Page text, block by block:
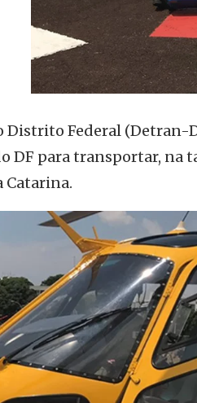
Distrito Federal (Detran-
DF para transportar, na
Catarina.